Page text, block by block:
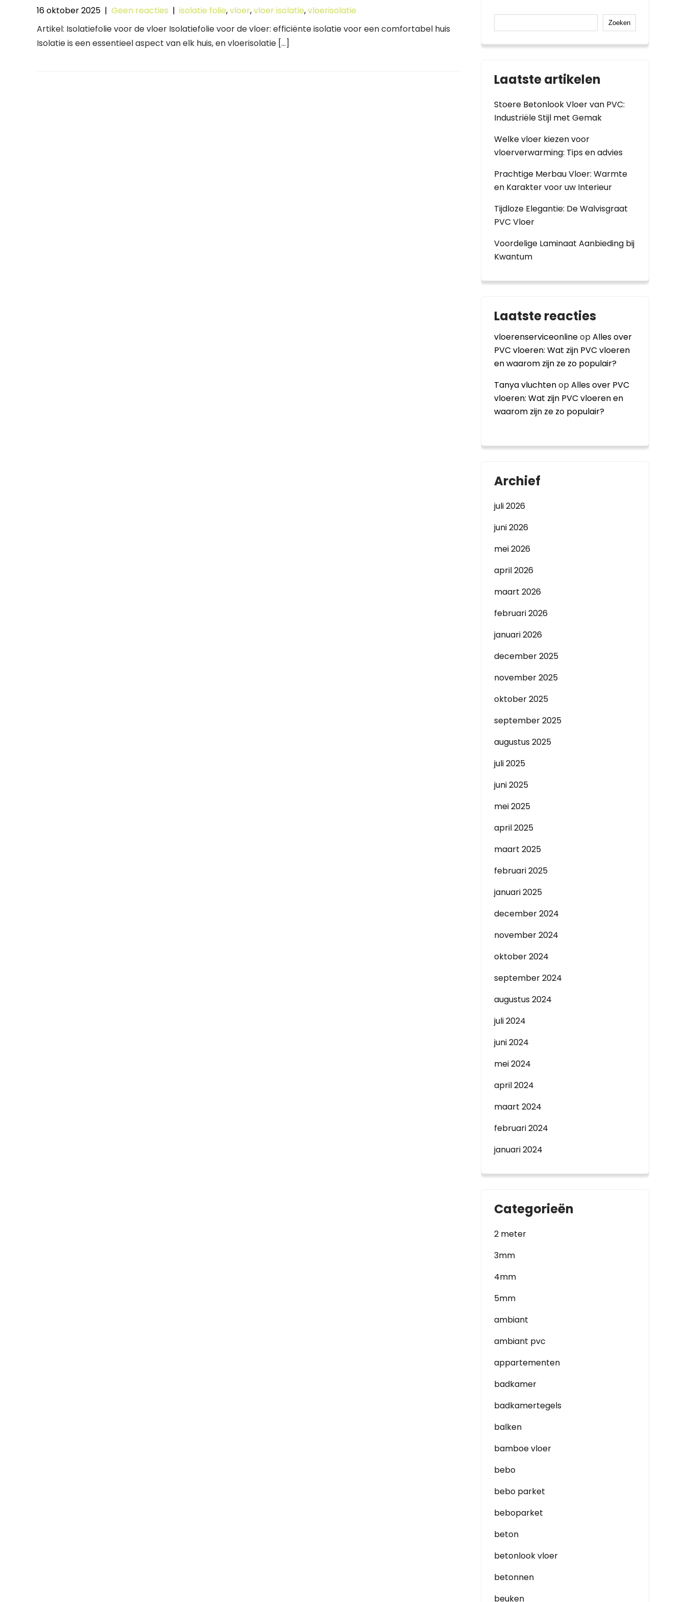
16 oktober 2025 | Geen reacties | isolatie folie,vloer,vloer isolatie,vloerisolatie
Artikel: Isolatiefolie voor de vloer Isolatiefolie voor de vloer: efficiënte isolatie voor een comfortabel huis
Isolatie is een essentieel aspect van elk huis, en vloerisolatie […]
Zoeken
Laatste artikelen
Stoere Betonlook Vloer van PVC:
Industriële Stijl met Gemak
Welke vloer kiezen voor
vloerverwarming: Tips en advies
Prachtige Merbau Vloer: Warmte
en Karakter voor uw Interieur
Tijdloze Elegantie: De Walvisgraat
PVC Vloer
Voordelige Laminaat Aanbieding bij
Kwantum
Laatste reacties
vloerenserviceonlineopAlles over
PVC vloeren: Wat zijn PVC vloeren
en waarom zijn ze zo populair?
Tanya vluchtenopAlles over PVC
vloeren: Wat zijn PVC vloeren en
waarom zijn ze zo populair?
Archief
juli 2026
juni 2026
mei 2026
april 2026
maart 2026
februari 2026
januari 2026
december 2025
november 2025
oktober 2025
september 2025
augustus 2025
juli 2025
juni 2025
mei 2025
april 2025
maart 2025
februari 2025
januari 2025
december 2024
november 2024
oktober 2024
september 2024
augustus 2024
juli 2024
juni 2024
mei 2024
april 2024
maart 2024
februari 2024
januari 2024
Categorieën
2 meter
3mm
4mm
5mm
ambiant
ambiant pvc
appartementen
badkamer
badkamertegels
balken
bamboe vloer
bebo
bebo parket
beboparket
beton
betonlook vloer
betonnen
beuken